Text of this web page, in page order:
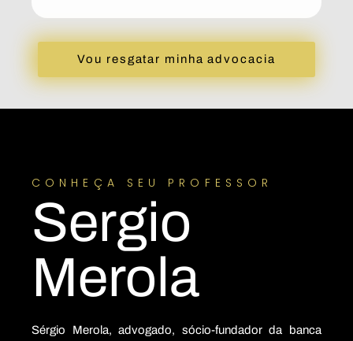
Vou resgatar minha advocacia
CONHEÇA SEU PROFESSOR
Sergio
Merola
Sérgio Merola, advogado, sócio-fundador da banca